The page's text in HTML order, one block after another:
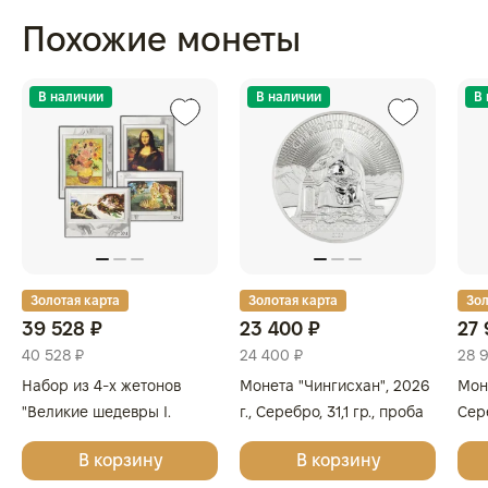
Похожие монеты
В наличии
Золотая карта
39 528 ₽
40 528 ₽
Набор из 4-х жетонов
"Великие шедевры I.
Леонардо да Винчи,
Сандро Боттичелли,
В корзину
В наличии
Золотая карта
23 400 ₽
24 400 ₽
Монета "Чингисхан", 2026
г., Серебро, 31,1 гр., проба
999.9, МОНГОЛИЯ
В корзину
В
27
28